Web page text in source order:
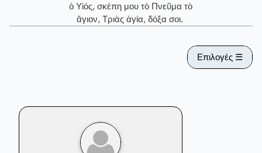
ὁ Υἱός, σκέπη μου τὸ Πνεῦμα τὸ
ἅγιον, Τριὰς ἁγία, δόξα σοι.
Επιλογές ☰